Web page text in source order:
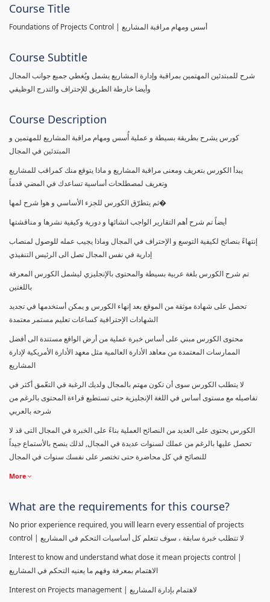
Course Title
Foundations of Projects Control | أسس ومهام مراقبة المشاريع
Course Subtitle
شرح للمبتدئين المهتمين بمراقبة وإدارة المشاريع يشمل ويُغطي جميع جوانب المجال
وأيضا خارطة الطريق للإحتراف والتدرج الوظيفي
Course Description
كورس يشرح بطريقة بسيطة و عملية أُسس ومهام مراقبة المشاريع للمهتمين و
المبتدئين في المجال
يبدأ الكورس بتعريف ومعنى مراقبة المشاريع و ماذا يتوقع منك كمراقب للمشاريع
وتعريف لمصطلحات أساسية تساعدك في المضي قدماً
ثم يتطرّق الكورس للجزء الأساسي و هوا شرح لمها�
أيضاً تم شرح أهم التقارير الواجب انشائها و دورية وكيفية نشرها و مناقشتها
إنتهاءً بنصائح لكيفية التوسع و الإحتراف في المجال وماذا يجيب عمله للوصول لمنصاب
إدارية في نفس المجال تصل الى الرئيس التنفيذي
تم شرح الكورس بلغة عربية بسيطة والمحتوى بالإنجليزي ليشمل الكورس المعرفة
باللغتين
تحصل على شهادة موثقة من الموقع بعد إنهاء الكورس و يمكن أستخدمها في تجديد
الشهادات الإحترافية كساعات تعليم مستمر معتمدة
محتوى الكورس مبني على أساس خبرة عملية من أرض الواقع مستندة الى أفضل
الممارسات المعتمدة من معاهد الأدارة العالمية مثل معهد الأدارة الأمريكية لإدارة
المشاريع
لا يتطلب الكورس سوى أن تكون مهتم بالمجال ولديك الرغبة في التعّمق أكثر في
تفاصيله مع مستوى أساس في اللغة الإنجليزية حتى تستطيع قراءة المحتوى بالرغم من
شرحه بالعربي
الكورس يحتوى على العديد من النصائح العملية بناءً على الخبرة في المجال التى قد لا
تحصل عليها بالرغم من عملك لسنوات عديدة في المجال, لذلك ينصح بالأستماع جيداً
للنصائح في كل محاضرة حتى تختصر على نفسك سنوات في المجال
More
What are the requirements for this course?
No prior experience required, you will learn every essential of projects
control | لا تتطلب خبرة سابقة ، سوف تتعلم كل أساسيات التحكم في المشاريع
Interest to know and understand what dose it mean projects control |
الاهتمام بمعرفة وفهم ما يعنيه التحكم في المشاريع
Interest on Projects management | لاهتمام بإدارة المشاريع